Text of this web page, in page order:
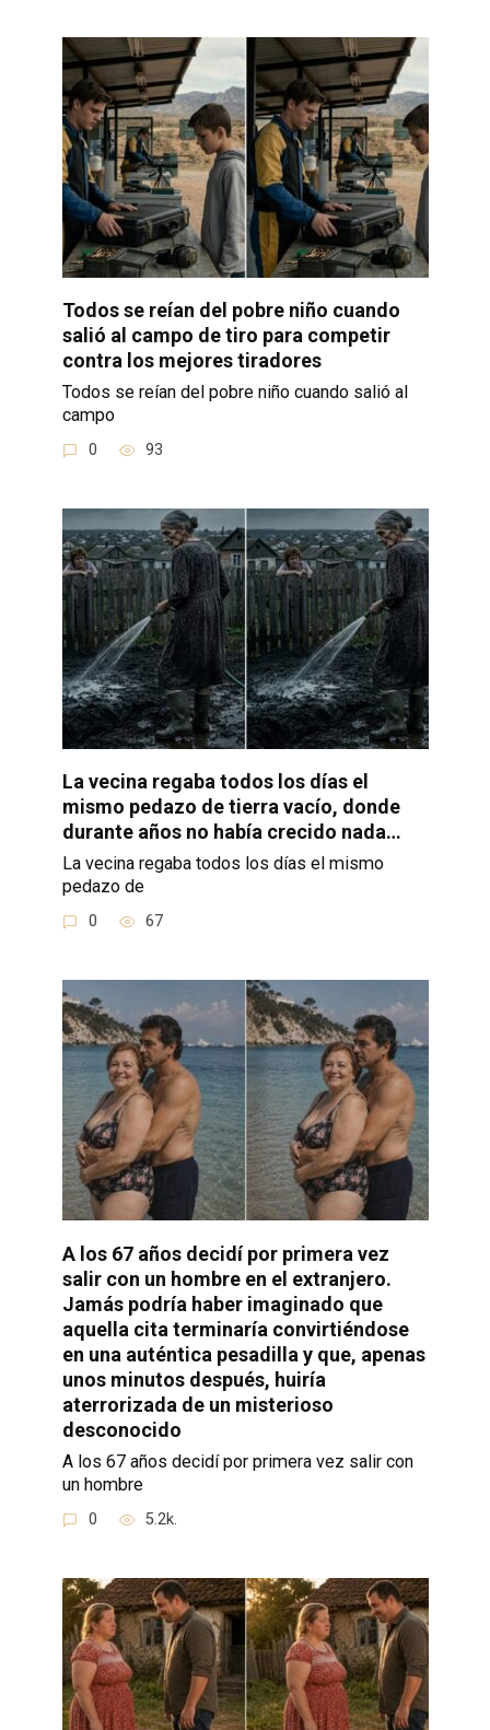
Todos se reían del pobre niño cuando
salió al campo de tiro para competir
contra los mejores tiradores
Todos se reían del pobre niño cuando salió al
campo
0 93
La vecina regaba todos los días el
mismo pedazo de tierra vacío, donde
durante años no había crecido nada…
La vecina regaba todos los días el mismo
pedazo de
0 67
A los 67 años decidí por primera vez
salir con un hombre en el extranjero.
Jamás podría haber imaginado que
aquella cita terminaría convirtiéndose
en una auténtica pesadilla y que, apenas
unos minutos después, huiría
aterrorizada de un misterioso
desconocido
A los 67 años decidí por primera vez salir con
un hombre
0 5.2k.